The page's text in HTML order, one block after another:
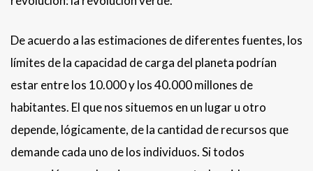
De acuerdo a las estimaciones de diferentes fuentes, los
límites de la capacidad de carga del planeta podrían
estar entre los 10.000 y los 40.000 millones de
habitantes. El que nos situemos en un lugar u otro
depende, lógicamente, de la cantidad de recursos que
demande cada uno de los individuos. Si todos